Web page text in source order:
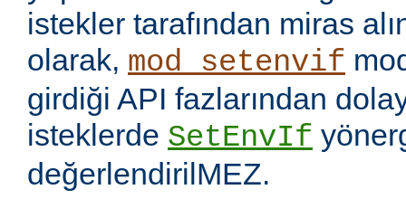
istekler tarafından miras
olarak, mod_setenvif
girdiği API fazlarından
isteklerde SetEnvIf
değerlendirilMEZ.